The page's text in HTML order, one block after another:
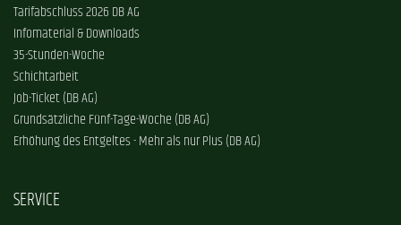
Tarifabschluss 2026 DB AG
Infomaterial & Downloads
35-Stunden-Woche
Schichtarbeit
Job-Ticket (DB AG)
Grundsätzliche Fünf-Tage-Woche (DB AG)
Erhöhung des Entgeltes - Mehr als nur Plus (DB AG)
SERVICE